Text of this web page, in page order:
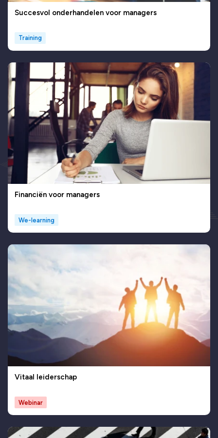
Succesvol onderhandelen voor managers
Training
Financiën voor managers
We-learning
Vitaal leiderschap
Webinar